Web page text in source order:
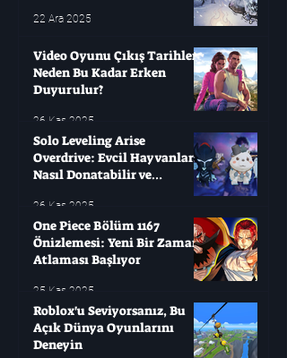
22 Ara 2025
Video Oyunu Çıkış Tarihleri ​​
Neden Bu Kadar Erken
Duyurulur?
26 Kas 2025
Solo Leveling Arise
Overdrive: Evcil Hayvanları
Nasıl Donatabilir ve
26 Kas 2025
One Piece Bölüm 1167
Önizlemesi: Yeni Bir Zaman
Atlaması Başlıyor
25 Kas 2025
Roblox'u Seviyorsanız, Bu
Açık Dünya Oyunlarını
Deneyin